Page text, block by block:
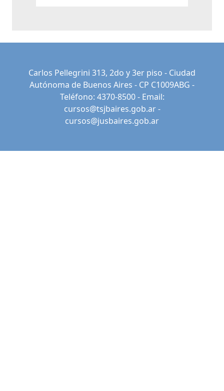
Carlos Pellegrini 313, 2do y 3er piso - Ciudad
Autónoma de Buenos Aires - CP C1009ABG -
Teléfono: 4370-8500 - Email:
cursos@tsjbaires.gob.ar-
cursos@jusbaires.gob.ar